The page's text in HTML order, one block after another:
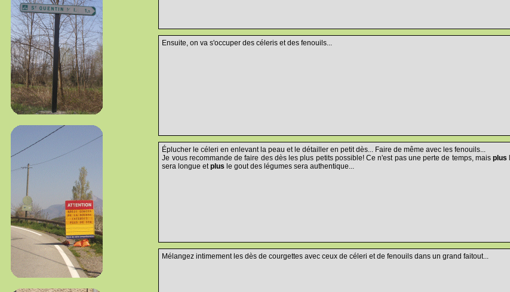
Ensuite, on va s'occuper des céleris et des fenouils...
Éplucher le céleri en enlevant la peau et le détailler en petit dès... Faire de même avec les fenouils...
Je vous recommande de faire des dès les plus petits possible! Ce n'est pas une perte de temps, maisplus
sera longue etplus le gout des légumes sera authentique...
Mélangez intimement les dès de courgettes avec ceux de céleri et de fenouils dans un grand faitout...